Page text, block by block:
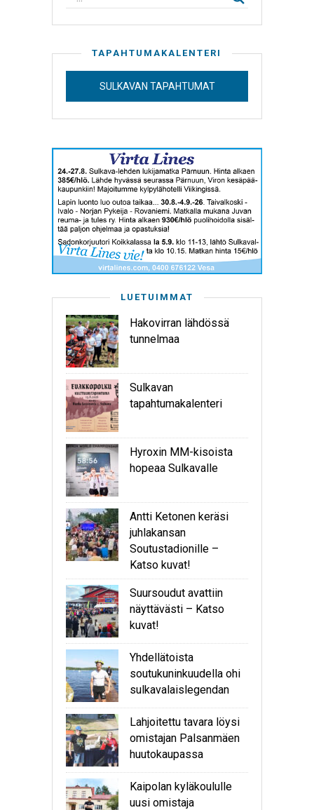
TAPAHTUMAKALENTERI
SULKAVAN TAPAHTUMAT
LUETUIMMAT
Hakovirran lähdössä
tunnelmaa
Sulkavan
tapahtumakalenteri
Hyroxin MM-kisoista
hopeaa Sulkavalle
Antti Ketonen keräsi
juhlakansan
Soutustadionille –
Katso kuvat!
Suursoudut avattiin
näyttävästi – Katso
kuvat!
Yhdellätoista
soutukuninkuudella ohi
sulkavalaislegendan
Lahjoitettu tavara löysi
omistajan Palsanmäen
huutokaupassa
Kaipolan kyläkoululle
uusi omistaja